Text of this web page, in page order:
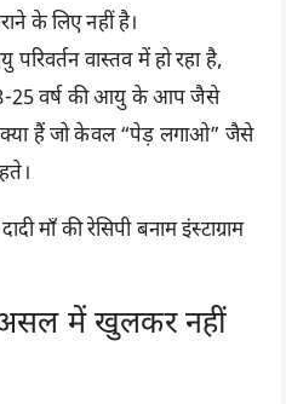
के लिए नहीं है।
परिवर्तन वास्तव में हो रहा है,
25 वर्ष की आयु के आप जैसे
क्या हैं जो केवल “पेड़ लगाओ” जैसे
माँ की रेसिपी बनाम इंस्टाग्राम
असल में खुलकर नहीं